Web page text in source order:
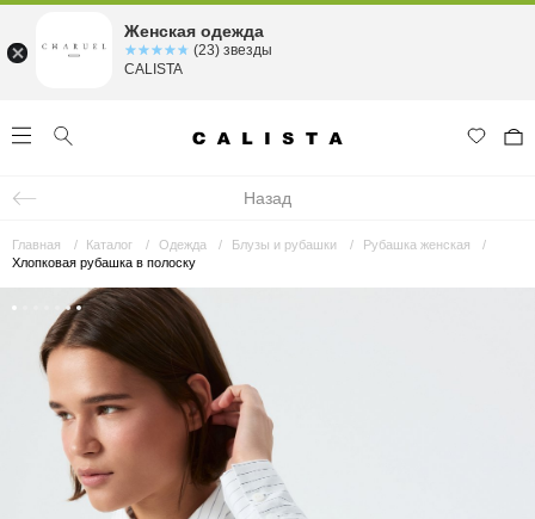
Назад
Главная Каталог Одежда Блузы и рубашки
Рубашка женская
Хлопковая рубашка в полоску
Женская одежда
☆☆☆☆☆
★★★★★ (23) звезды
CALISTA